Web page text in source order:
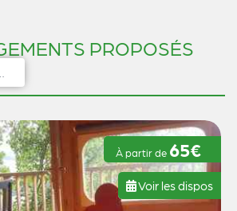
PROPOSÉS
hébergement
À partir de 65€
Voir les dispos